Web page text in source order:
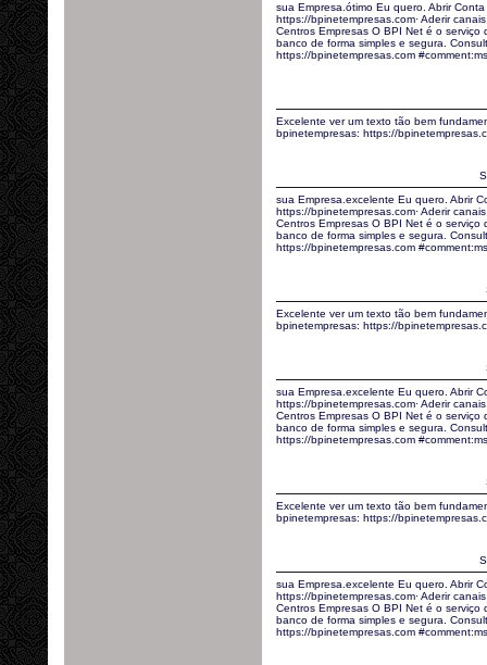
sua Empresa.ótimo Eu quero. Abrir
https://bpinetempresas.com· Aderir
Centros Empresas O BPI Net é o
banco de forma simples e segura.
https://bpinetempresas.com
Excelente ver um texto tão bem
bpinetempresas: https://
sua Empresa.excelente Eu quero. Abrir
https://bpinetempresas.com· Aderir
Centros Empresas O BPI Net é o
banco de forma simples e segura.
https://bpinetempresas.com
Excelente ver um texto tão bem
bpinetempresas: https://
sua Empresa.excelente Eu quero. Abrir
https://bpinetempresas.com· Aderir
Centros Empresas O BPI Net é o
banco de forma simples e segura.
https://bpinetempresas.com
Excelente ver um texto tão bem
bpinetempresas: https://
sua Empresa.excelente Eu quero. Abrir
https://bpinetempresas.com· Aderir
Centros Empresas O BPI Net é o
banco de forma simples e segura.
https://bpinetempresas.com